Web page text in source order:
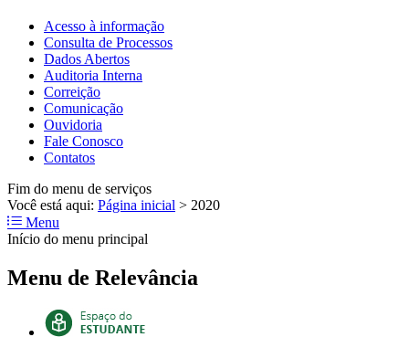
Acesso à informação
Consulta de Processos
Dados Abertos
Auditoria Interna
Correição
Comunicação
Ouvidoria
Fale Conosco
Contatos
Fim do menu de serviços
Você está aqui: Página inicial > 2020
Menu
Início do menu principal
Menu de Relevância